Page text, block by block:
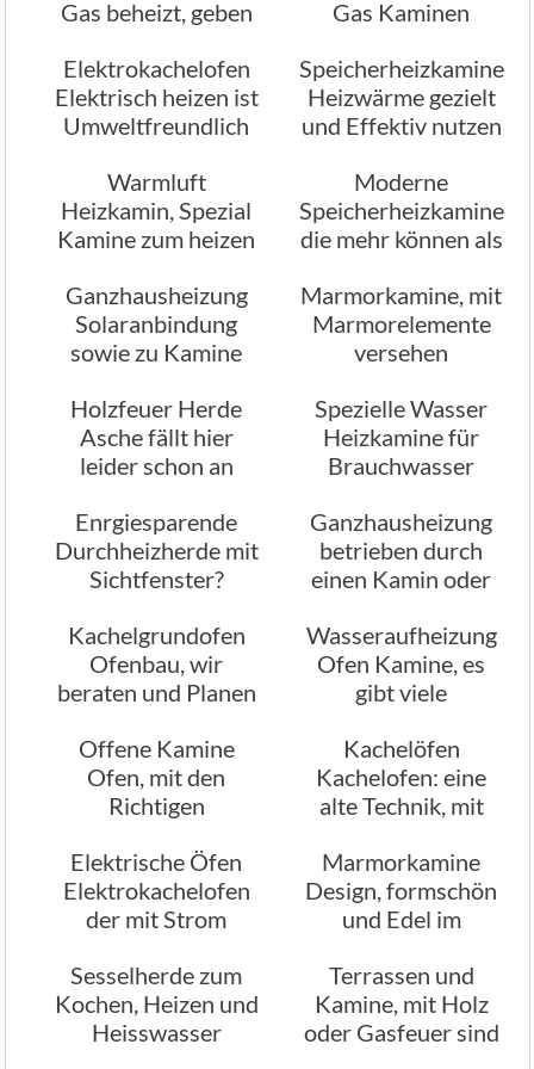
Gas beheizt, geben
Gas Kaminen
Elektrokachelofen
Elektrisch heizen ist
Umweltfreundlich
Speicherheizkamine
Heizwärme gezielt
und Effektiv nutzen
Warmluft
Heizkamin, Spezial
Kamine zum heizen
Moderne
Speicherheizkamine
die mehr können als
Ganzhausheizung
Solaranbindung
sowie zu Kamine
Marmorkamine, mit
Marmorelemente
versehen
Holzfeuer Herde
Asche fällt hier
leider schon an
Spezielle Wasser
Heizkamine für
Brauchwasser
Enrgiesparende
Durchheizherde mit
Sichtfenster?
Ganzhausheizung
betrieben durch
einen Kamin oder
Kachelgrundofen
Ofenbau, wir
beraten und Planen
Speichermasseofen
Wasseraufheizung
Ofen Kamine, es
gibt viele
Arten
Offene Kamine
Ofen, mit den
Richtigen
Energiesparend
Kachelöfen
Kachelofen: eine
alte Technik, mit
Funktionen
Elektrische Öfen
Elektrokachelofen
der mit Strom
Marmorkamine
Design, formschön
und Edel im
Sesselherde zum
Kochen, Heizen und
Heisswasser
Terrassen und
Kamine, mit Holz
oder Gasfeuer sind